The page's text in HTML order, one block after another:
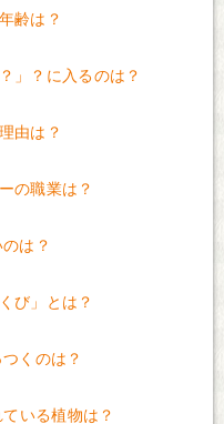
齢は？
」？に入るのは？
由は？
の職業は？
は？
び」とは？
くのは？
いる植物は？